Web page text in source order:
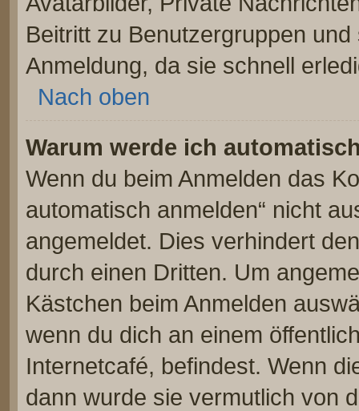
Beitritt zu Benutzergruppen
Anmeldung, da sie schnell
Nach oben
Warum werde ich
Wenn du beim Anmelden das
automatisch anmelden“ nicht
angemeldet. Dies verhindert
durch einen Dritten. Um
Kästchen beim Anmelden
wenn du dich an einem
Internetcafé, befindest. Wenn
dann wurde sie vermutlich von